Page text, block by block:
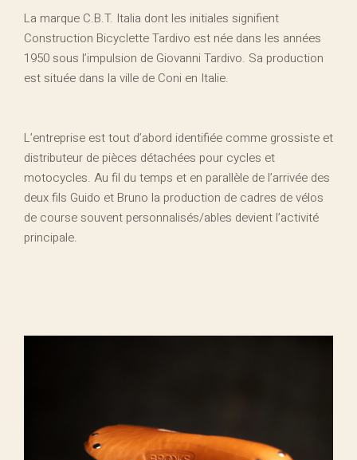
La marque C.B.T. Italia dont les initiales signifient
Construction Bicyclette Tardivo est née dans les années
1950 sous l’impulsion de Giovanni Tardivo. Sa production
est située dans la ville de Coni en Italie.
L’entreprise est tout d’abord identifiée comme grossiste et
distributeur de pièces détachées pour cycles et
motocycles. Au fil du temps et en parallèle de l’arrivée des
deux fils Guido et Bruno la production de cadres de vélos
de course souvent personnalisés/ables devient l’activité
principale.